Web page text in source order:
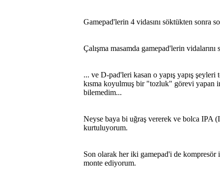
Gamepad'lerin 4 vidasını söktükten sonra
Çalışma masamda gamepad'lerin
... ve D-pad'leri kasan o yapış yapış
kısma koyulmuş bir "tozluk" görevi yapan
bilemedim...
Neyse baya bi uğraş vererek ve bolca IPA
kurtuluyorum.
Son olarak her iki gamepad'i de
monte ediyorum.